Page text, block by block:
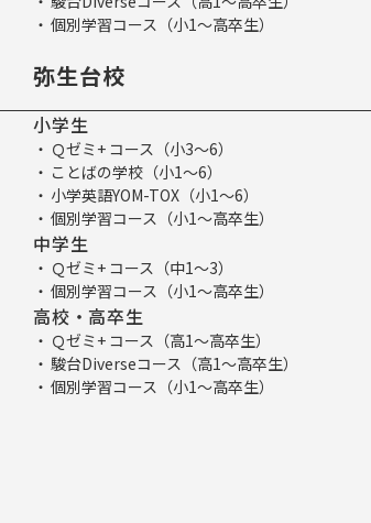
個別学習コース（小1～高卒生）
弥生台校
小学生
Ｑゼミ+ コース（小3～6）
ことばの学校（小1～6）
小学英語YOM-TOX（小1～6）
個別学習コース（小1～高卒生）
中学生
Ｑゼミ+ コース（中1～3）
個別学習コース（小1～高卒生）
高校・高卒生
Ｑゼミ+ コース（高1～高卒生）
駿台Diverseコース（高1～高卒生）
個別学習コース（小1～高卒生）